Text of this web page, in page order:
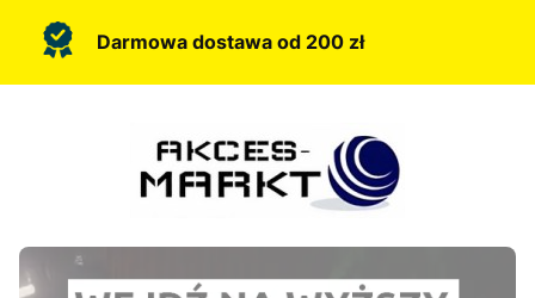
Darmowa dostawa od 200 zł